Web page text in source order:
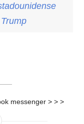
messenger > > >